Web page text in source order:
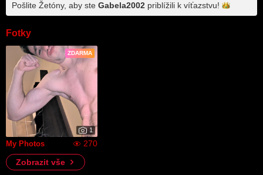
Pošlite Žetóny, aby ste Gabela2002 priblížili k víťazstvu!
Fotky
ZDARMA
1
My Photos
270
Zobrazit vše